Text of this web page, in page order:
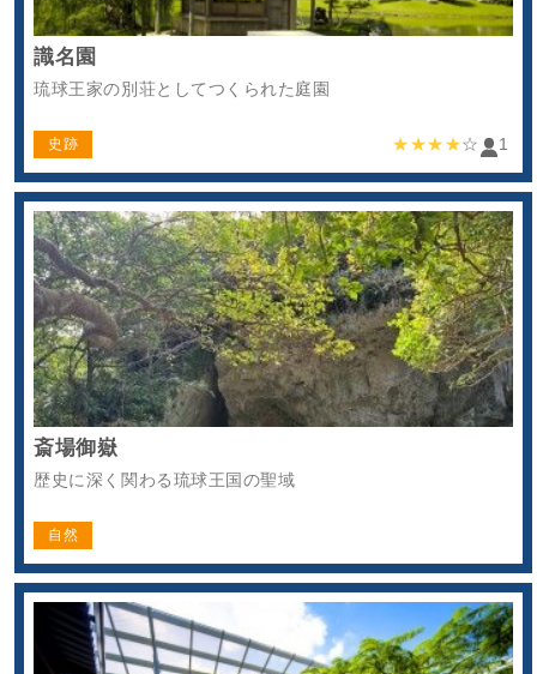
識名園
琉球王家の別荘としてつくられた庭園
史跡 ★★★★☆ 1
斎場御嶽
歴史に深く関わる琉球王国の聖域
自然